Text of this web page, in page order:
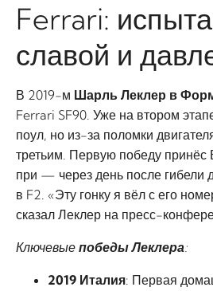
Ferrari:
славой и
В 2019-м Шарль Леклер в
Ferrari SF90. Уже на втором
поул, но из-за поломки
третьим. Первую победу принёс
при — через день после гибели
в F2. «Эту гонку я вёл с его
сказал Леклер на пресс-
Ключевые победы Леклера:
2019 Италия: Первая